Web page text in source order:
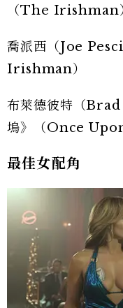
（The Irishman
喬派西（Joe
Irishman）
布萊德彼特（
塢》（Once
最佳女配角